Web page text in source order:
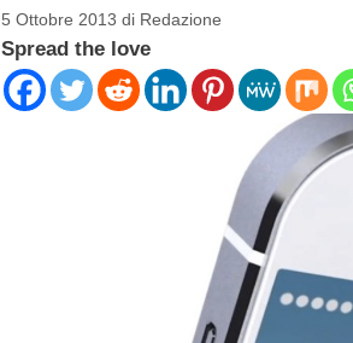
5 Ottobre 2013 di Redazione
Spread the love